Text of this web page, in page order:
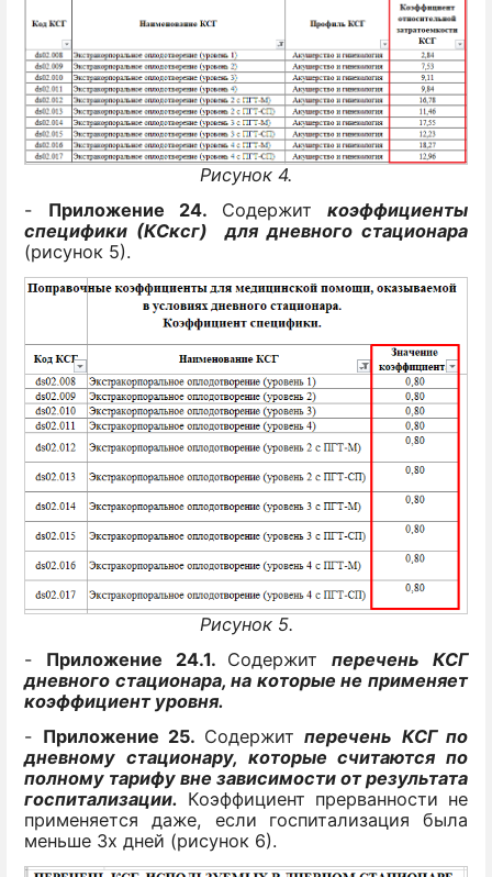
Рисунок 4.
-
Приложение 24. Содержит коэффициенты
специфики (КСксг) для дневного стационара
(рисунок 5).
Рисунок 5.
-
Приложение 24.1. Содержитперечень КСГ
дневного стационара, на которые не применяет
коэффициент уровня.
- Приложение 25. Содержит перечень КСГ по
дневному стационару, которые считаются по
полному тарифу вне зависимости отрезультата
госпитализации. Коэффициент прерванности не
применяется даже, если госпитализация была
меньше 3х дней (рисунок 6).